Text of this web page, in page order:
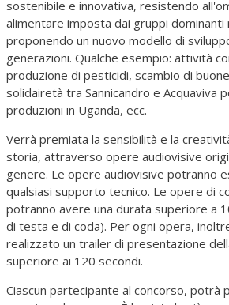
sostenibile e innovativa, resistendo
alimentare imposta dai gruppi dominanti
proponendo un nuovo modello di
generazioni. Qualche esempio: attività
produzione di pesticidi, scambio di
solidairetà tra Sannicandro e Acquaviva
produzioni in Uganda, ecc.
Verrà premiata la sensibilità e la
storia, attraverso opere audiovisive
genere. Le opere audiovisive potranno
qualsiasi supporto tecnico. Le opere di
potranno avere una durata superiore a
di testa e di coda). Per ogni opera,
realizzato un trailer di presentazione
superiore ai 120 secondi.
Ciascun partecipante al concorso, potrà